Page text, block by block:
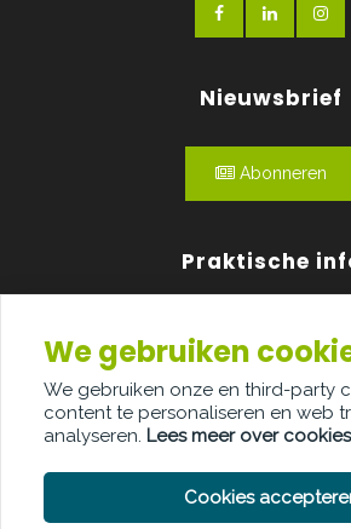
Nieuwsbrief
Abonneren
Praktische
Over ons
Adverteren
Contact
We gebruiken
We gebruiken onze en third-party
content te personaliseren en web
analyseren. Lees meer over cookies
Cookies